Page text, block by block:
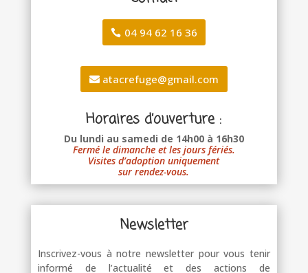
04 94 62 16 36
atacrefuge@gmail.com
Horaires d’ouverture :
Du lundi au samedi de 14h00 à 16h30
Fermé le dimanche et les jours fériés.
Visites d’adoption uniquement
sur rendez-vous.
Newsletter
Inscrivez-vous à notre newsletter pour vous tenir
informé de l’actualité et des actions de